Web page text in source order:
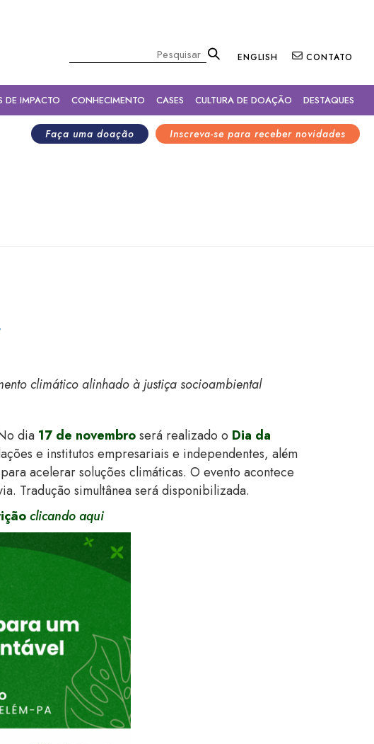
ENGLISH CONTATO
DE IMPACTO CONHECIMENTO CASES CULTURA DE DOAÇÃO DESTAQUES
Inscreva-se para receber novidades
Faça uma doação
climático alinhado à justiça socioambiental
dia 17 de novembroserá realizado o Dia da
e institutos empresariais e independentes, além
acelerar soluções climáticas. O evento acontece
Tradução simultânea será disponibilizada.
clicando aqui